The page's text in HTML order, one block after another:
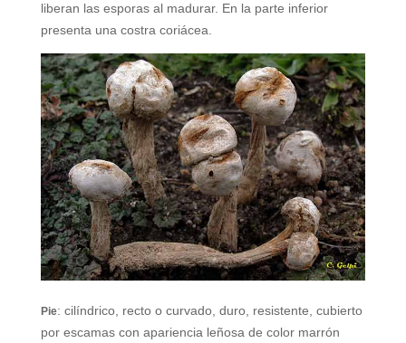
liberan las esporas al madurar. En la parte inferior
presenta una costra coriácea.
Pie: cilíndrico, recto o curvado, duro, resistente, cubierto
por escamas con apariencia leñosa de color marrón